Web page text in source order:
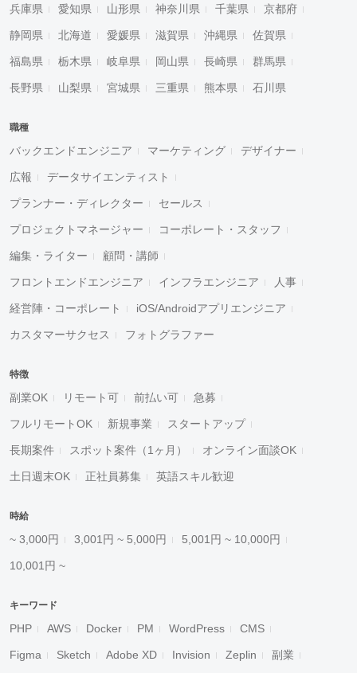
兵庫県 愛知県 山形県 神奈川県 千葉県 京都府
静岡県 北海道 愛媛県 滋賀県 沖縄県 佐賀県
福島県 栃木県 岐阜県 岡山県 長崎県 群馬県
長野県 山梨県 宮城県 三重県 熊本県 石川県
職種
バックエンドエンジニア マーケティング デザイナー
広報 データサイエンティスト
プランナー・ディレクター セールス
プロジェクトマネージャー コーポレート・スタッフ
編集・ライター 顧問・講師
フロントエンドエンジニア インフラエンジニア 人事
経営陣・コーポレート iOS/Androidアプリエンジニア
カスタマーサクセス フォトグラファー
特徴
副業OK リモート可 前払い可 急募
フルリモートOK 新規事業 スタートアップ
長期案件 スポット案件（1ヶ月） オンライン面談OK
土日週末OK 正社員募集 英語スキル歓迎
時給
~ 3,000円 3,001円 ~ 5,000円 5,001円 ~ 10,000円
10,001円 ~
キーワード
PHP AWS Docker PM WordPress CMS
Figma Sketch Adobe XD Invision Zeplin 副業